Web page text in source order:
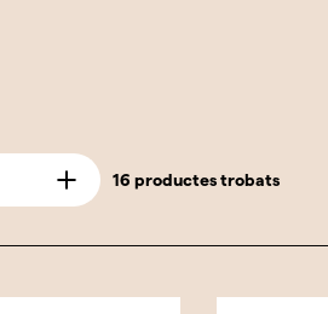
16 productes trobats